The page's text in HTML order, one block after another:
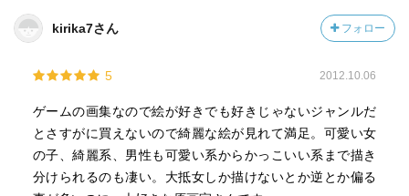
kirika7さん フォロー
5 2012.10.06
ゲームの画集なので絵が好きでも好きじゃないジャンルだ
とさすがに買えないので綺麗な絵が見れて満足。可愛い女
の子、綺麗系、男性も可愛い系からかっこいい系まで描き
分けられるのも凄い。大抵女しか描けないとか逆とか偏る